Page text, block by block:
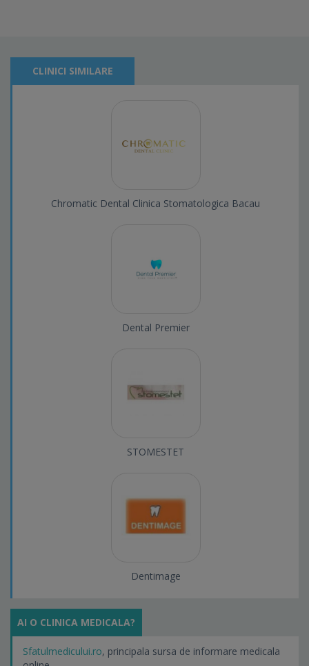
CLINICI SIMILARE
Chromatic Dental Clinica Stomatologica Bacau
Dental Premier
STOMESTET
Dentimage
AI O CLINICA MEDICALA?
Sfatulmedicului.ro, principala sursa de informare medicala